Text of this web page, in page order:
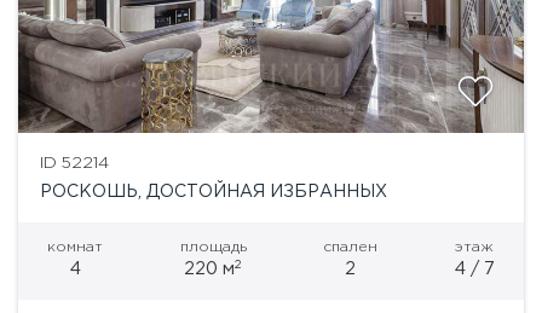
ID 52214
РОСКОШЬ, ДОСТОЙНАЯ ИЗБРАННЫХ
комнат
4
площадь
220 м2
спален
2
этаж
4 / 7